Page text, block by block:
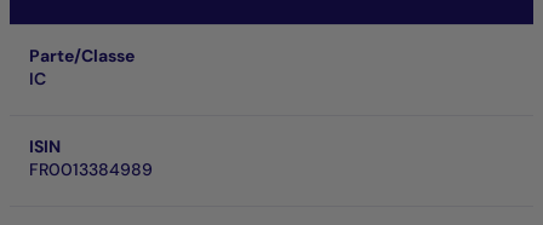
Parte/Classe
IC
ISIN
FR0013384989